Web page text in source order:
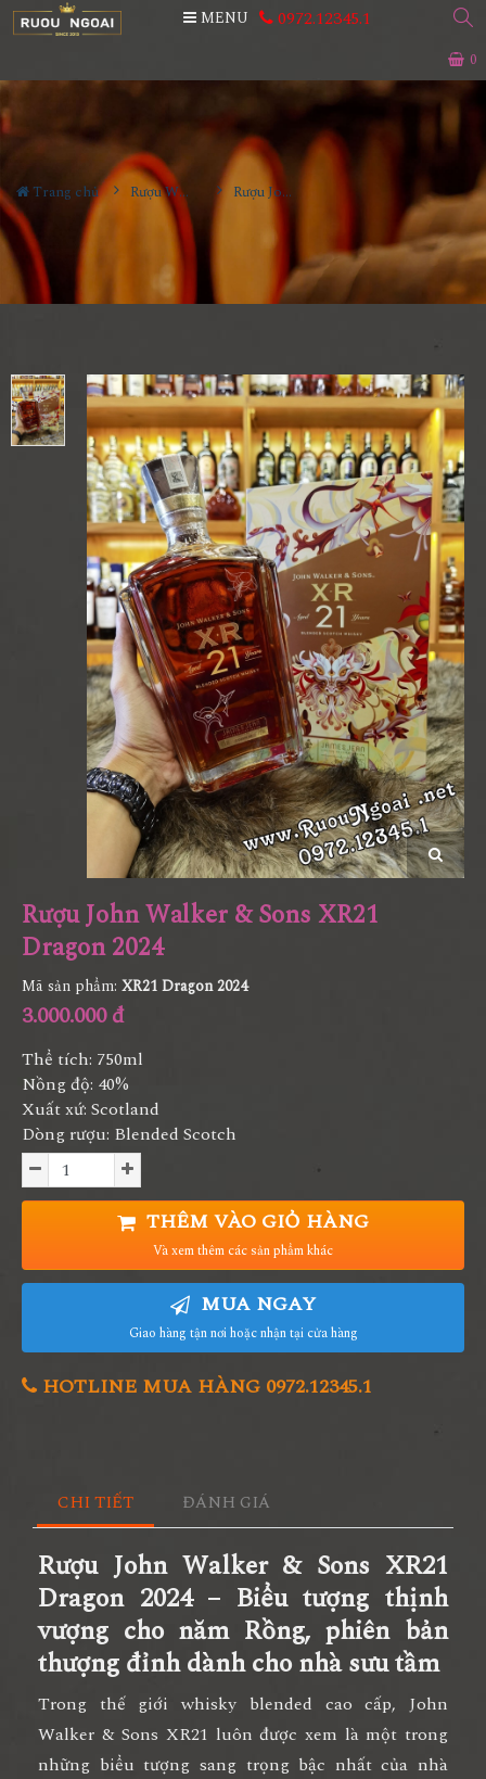
0
MENU 0972.12345.1
Trang chủ Rượu Whisky Rượu John Walker & Sons XR21 Dragon 2024
Rượu John Walker & Sons XR21
Dragon 2024
Mã sản phẩm: XR21 Dragon 2024
3.000.000 đ
Thể tích: 750ml
Nồng độ: 40%
Xuất xứ: Scotland
Dòng rượu: Blended Scotch
THÊM VÀO GIỎ HÀNG
Và xem thêm các sản phẩm khác
MUA NGAY
Giao hàng tận nơi hoặc nhận tại cửa hàng
HOTLINE MUA HÀNG 0972.12345.1
CHI TIẾT ĐÁNH GIÁ
Rượu John Walker & Sons XR21
Dragon 2024 – Biểu tượng thịnh
vượng cho năm Rồng, phiên bản
thượng đỉnh dành cho nhà sưu tầm
Trong thế giới whisky blended cao cấp, John
Walker & Sons XR21 luôn được xem là một trong
những biểu tượng sang trọng bậc nhất của nhà